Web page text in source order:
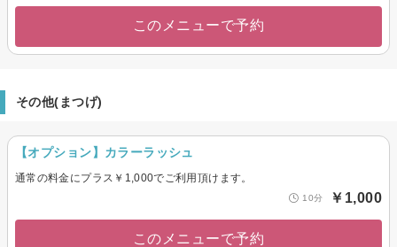
このメニューで予約
その他(まつげ)
【オプション】カラーラッシュ
通常の料金にプラス￥1,000でご利用頂けます。
10分 ￥1,000
このメニューで予約